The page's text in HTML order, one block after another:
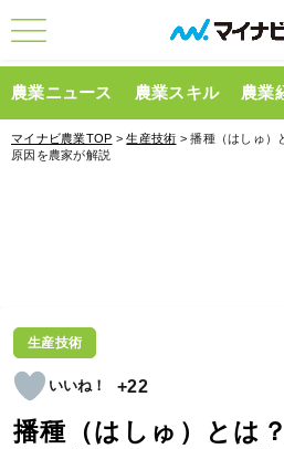
農業ニュース 農業スキル 農業
マイナビ農業TOP >生産技術 > 播種（はしゅ
原因を農家が解説
生産技術
+22
播種（はしゅ）とは